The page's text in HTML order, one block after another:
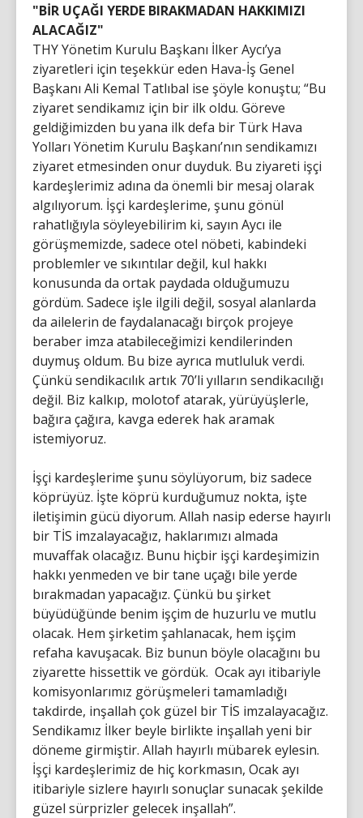
"BİR UÇAĞI YERDE BIRAKMADAN HAKKIMIZI
ALACAĞIZ"
THY Yönetim Kurulu Başkanı İlker Aycı’ya
ziyaretleri için teşekkür eden Hava-İş Genel
Başkanı Ali Kemal Tatlıbal ise şöyle konuştu; “Bu
ziyaret sendikamız için bir ilk oldu. Göreve
geldiğimizden bu yana ilk defa bir Türk Hava
Yolları Yönetim Kurulu Başkanı’nın sendikamızı
ziyaret etmesinden onur duyduk. Bu ziyareti işçi
kardeşlerimiz adına da önemli bir mesaj olarak
algılıyorum. İşçi kardeşlerime, şunu gönül
rahatlığıyla söyleyebilirim ki, sayın Aycı ile
görüşmemizde, sadece otel nöbeti, kabindeki
problemler ve sıkıntılar değil, kul hakkı
konusunda da ortak paydada olduğumuzu
gördüm. Sadece işle ilgili değil, sosyal alanlarda
da ailelerin de faydalanacağı birçok projeye
beraber imza atabileceğimizi kendilerinden
duymuş oldum. Bu bize ayrıca mutluluk verdi.
Çünkü sendikacılık artık 70’li yılların sendikacılığı
değil. Biz kalkıp, molotof atarak, yürüyüşlerle,
bağıra çağıra, kavga ederek hak aramak
istemiyoruz.
İşçi kardeşlerime şunu söylüyorum, biz sadece
köprüyüz. İşte köprü kurduğumuz nokta, işte
iletişimin gücü diyorum. Allah nasip ederse hayırlı
bir TİS imzalayacağız, haklarımızı almada
muvaffak olacağız. Bunu hiçbir işçi kardeşimizin
hakkı yenmeden ve bir tane uçağı bile yerde
bırakmadan yapacağız. Çünkü bu şirket
büyüdüğünde benim işçim de huzurlu ve mutlu
olacak. Hem şirketim şahlanacak, hem işçim
refaha kavuşacak. Biz bunun böyle olacağını bu
ziyarette hissettik ve gördük. Ocak ayı itibariyle
komisyonlarımız görüşmeleri tamamladığı
takdirde, inşallah çok güzel bir TİS imzalayacağız.
Sendikamız İlker beyle birlikte inşallah yeni bir
döneme girmiştir. Allah hayırlı mübarek eylesin.
İşçi kardeşlerimiz de hiç korkmasın, Ocak ayı
itibariyle sizlere hayırlı sonuçlar sunacak şekilde
güzel sürprizler gelecek inşallah”.